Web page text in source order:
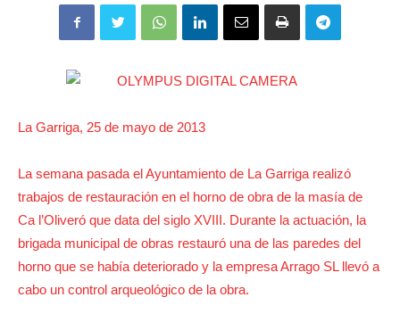
La Garriga, 25 de mayo de 2013
La semana pasada el Ayuntamiento de La Garriga realizó
trabajos de restauración en el horno de obra de la masía de
Ca l’Oliveró que data del siglo XVIII. Durante la actuación, la
brigada municipal de obras restauró una de las paredes del
horno que se había deteriorado y la empresa Arrago SL llevó a
cabo un control arqueológico de la obra.